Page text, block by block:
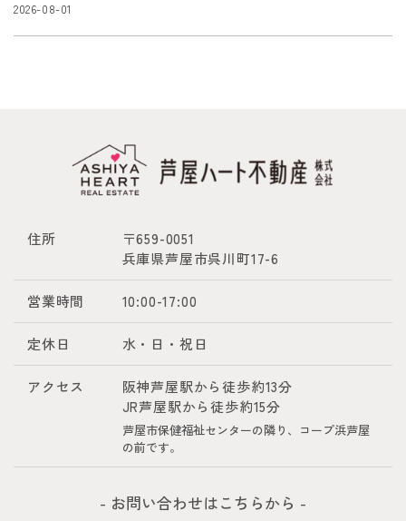
2026-08-01
住所
〒659-0051
兵庫県芦屋市呉川町17-6
営業時間 10:00-17:00
定休日 水・日・祝日
アクセス
阪神芦屋駅から徒歩約13分
JR芦屋駅から徒歩約15分
芦屋市保健福祉センターの隣り、コープ浜芦屋
の前です。
- お問い合わせはこちらから -